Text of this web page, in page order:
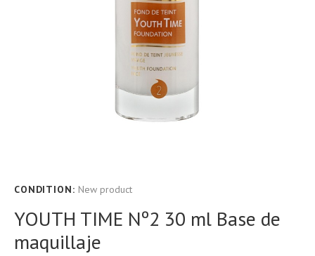
CONDITION: New product
YOUTH TIME Nº2 30 ml Base de
maquillaje